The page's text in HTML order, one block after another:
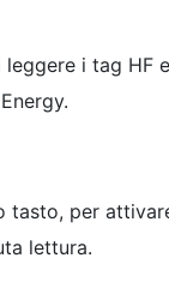
i tag HF
tasto, per
lettura.